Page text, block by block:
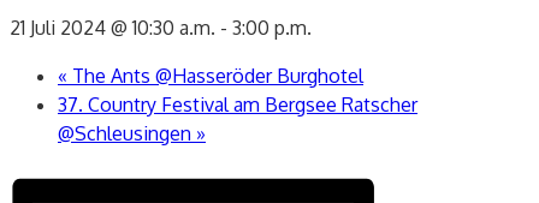
21 Juli 2024 @ 10:30 a.m. - 3:00 p.m.
« The Ants @Hasseröder Burghotel
37. Country Festival am Bergsee Ratscher
@Schleusingen »